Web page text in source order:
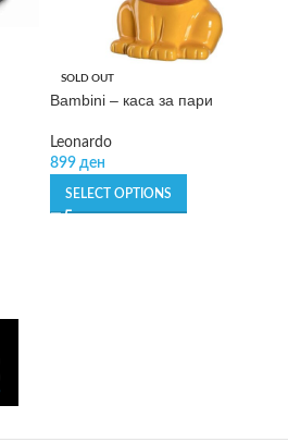
SOLD OUT
Bambini – каса за пари
Leonardo
899 ден
SELECT OPTIONS